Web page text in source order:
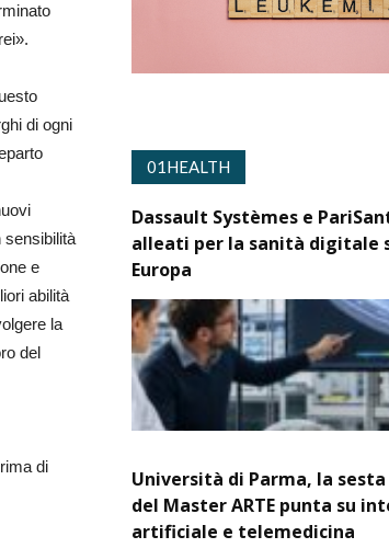
di ogni
sensibilità
e
abilità
la
del
di
01HEALTH
Dassault Systèmes e
alleati per la sanità digitale
Europa
Università di Parma, la
del Master ARTE punta su
artificiale e telemedicina